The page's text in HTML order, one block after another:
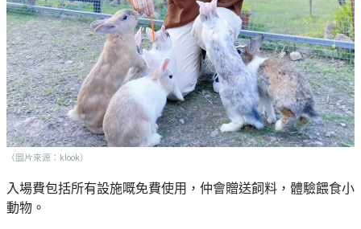
BBQ
場
地
新
奇
玩
樂
體
驗
#
郊
遊
#
野
餐
#
灘
（圖片來源：klook）
入場費包括所有設施嘅免費使用，仲會贈送飼料，體驗餵食小
動物。